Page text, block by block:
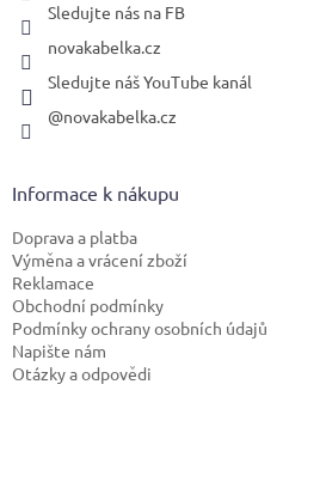
Sledujte nás na FB
novakabelka.cz
Sledujte náš YouTube kanál
@novakabelka.cz
Informace k nákupu
Doprava a platba
Výměna a vrácení zboží
Reklamace
Obchodní podmínky
Podmínky ochrany osobních údajů
Napište nám
Otázky a odpovědi